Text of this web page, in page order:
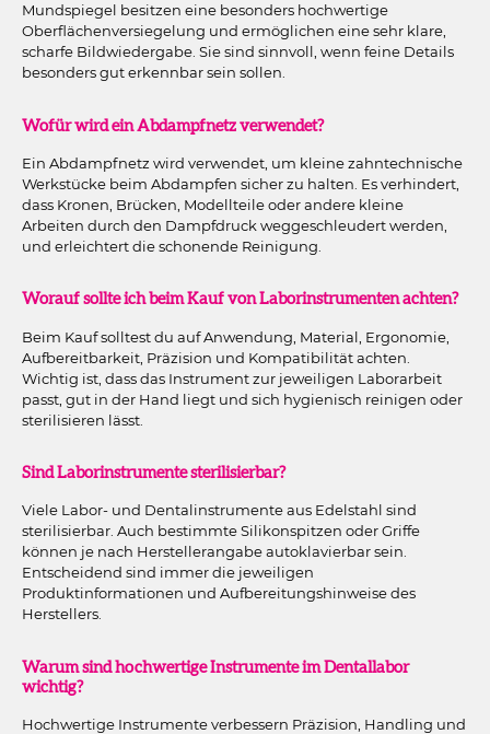
Mundspiegel besitzen eine besonders hochwertige
Oberflächenversiegelung und ermöglichen eine sehr klare,
scharfe Bildwiedergabe. Sie sind sinnvoll, wenn feine Details
besonders gut erkennbar sein sollen.
Wofür wird ein Abdampfnetz verwendet?
Ein Abdampfnetz wird verwendet, um kleine zahntechnische
Werkstücke beim Abdampfen sicher zu halten. Es verhindert,
dass Kronen, Brücken, Modellteile oder andere kleine
Arbeiten durch den Dampfdruck weggeschleudert werden,
und erleichtert die schonende Reinigung.
Worauf sollte ich beim Kauf von Laborinstrumenten achten?
Beim Kauf solltest du auf Anwendung, Material, Ergonomie,
Aufbereitbarkeit, Präzision und Kompatibilität achten.
Wichtig ist, dass das Instrument zur jeweiligen Laborarbeit
passt, gut in der Hand liegt und sich hygienisch reinigen oder
sterilisieren lässt.
Sind Laborinstrumente sterilisierbar?
Viele Labor- und Dentalinstrumente aus Edelstahl sind
sterilisierbar. Auch bestimmte Silikonspitzen oder Griffe
können je nach Herstellerangabe autoklavierbar sein.
Entscheidend sind immer die jeweiligen
Produktinformationen und Aufbereitungshinweise des
Herstellers.
Warum sind hochwertige Instrumente im Dentallabor
wichtig?
Hochwertige Instrumente verbessern Präzision, Handling und